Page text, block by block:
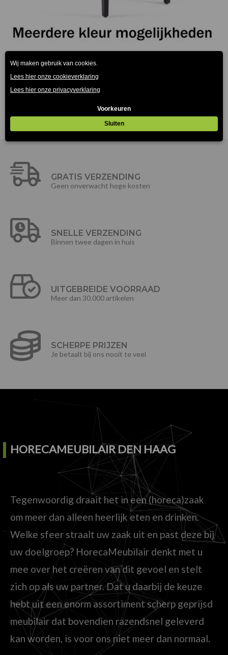
Carpe-40 Stoel
€149.00
GRATIS VERZENDING
Geen onverwacht hoge kosten
SNELLE VERZENDING
Binnen twee dagen in huis
UITGEBREIDE VOORRAAD
Meer dan 30.000 artikelen
SCHERPE PRIJZEN
Je betaalt bij ons nooit te veel
HORECAMEUBILAIR DEN HAAG
Tegenwoordig draait het in een (horeca)zaak
om meer dan alleen heerlijk eten en drinken.
Welke sfeer straalt uw zaak uit en past deze bij
uw doelgroep? HorecaMeubilair denkt met u
mee over het creëren van dit gevoel en stelt
zich op als uw partner. Dat u daarbij de keuze
hebt uit een enorm assortiment scherp geprijsd
meubilair dat bovendien razendsnel geleverd
kan worden, is voor ons niet meer dan normaal.